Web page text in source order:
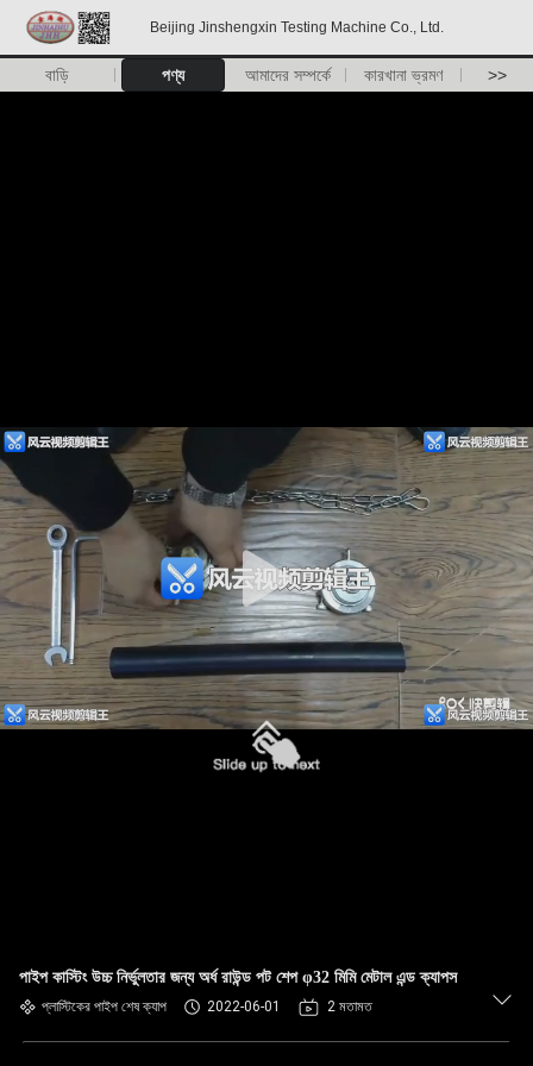
Beijing Jinshengxin Testing Machine Co., Ltd.
বাড়ি পণ্য আমাদের সম্পর্কে কারখানা ভ্রমণ >>
পাইপ কাস্টিং উচ্চ নির্ভুলতার জন্য অর্ধ রাউন্ড পট শেপ φ32 মিমি মেটাল এন্ড ক্যাপস
প্লাস্টিকের পাইপ শেষ ক্যাপ 2022-06-01 2 মতামত